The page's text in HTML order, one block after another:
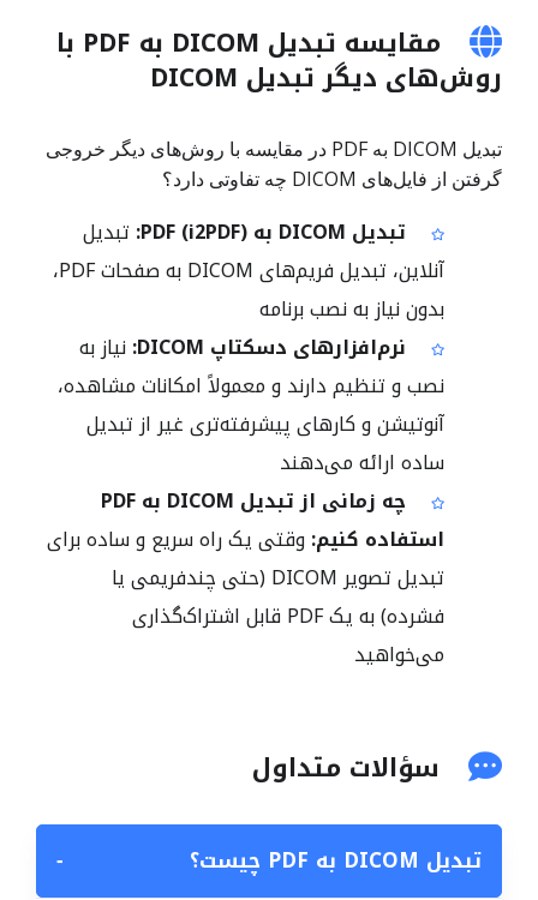
مقایسه تبدیل DICOM به PDF با
روش‌های دیگر تبدیل DICOM
تبدیل DICOM به PDF در مقایسه با روش‌های دیگر خروجی
گرفتن از فایل‌های DICOM چه تفاوتی دارد؟
تبدیل DICOM به PDF (i2PDF):
تبدیل
آنلاین، تبدیل فریم‌های DICOM به صفحات PDF،
بدون نیاز به نصب برنامه
نرم‌افزارهای دسکتاپ DICOM:
نیاز به
نصب و تنظیم دارند و معمولاً امکانات مشاهده،
آنوتیشن و کارهای پیشرفته‌تری غیر از تبدیل
ساده ارائه می‌دهند
چه زمانی از تبدیل DICOM به PDF
استفاده کنیم: وقتی یک راه سریع و ساده برای
تبدیل تصویر DICOM (حتی چندفریمی یا
فشرده) به یک PDF قابل اشتراک‌گذاری
می‌خواهید
سؤالات متداول
تبدیل DICOM به PDF چیست؟ −